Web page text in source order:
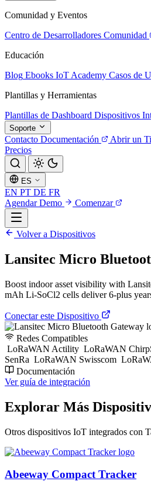
Comunidad y Eventos
Centro de Desarrolladores Comunidad
Educación
Blog Ebooks IoT Academy Casos de
Plantillas y Herramientas
Plantillas de Dashboard Dispositivos
Soporte
Contacto Documentación Abrir un
Precios
ES
EN PT DE FR
Agendar Demo
Comenzar
Volver a Dispositivos
Lansitec Micro
Boost indoor asset visibility with
mAh Li-SoCl2 cells deliver 6-plus
Conectar este Dispositivo
Redes Compatibles
LoRaWAN Actility LoRaWAN
SenRa LoRaWAN Swisscom
Documentación
Ver guía de integración
Explorar Más
Otros dispositivos IoT integrados con
Abeeway Compact Tracker